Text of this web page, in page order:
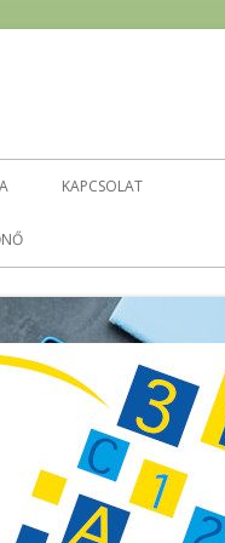
KEHOP-5.4.1-16-2016-00296
ENERGETIKA ÖKO-TÉMAHÉT
ENERGIA PROJEKTHÉT
KAPCSOLAT